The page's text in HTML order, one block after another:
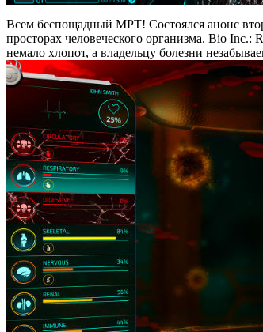
Всем беспощадный МРТ! Состоялся анонс
просторах человеческого организма. Bio
немало хлопот, а владельцу болезни